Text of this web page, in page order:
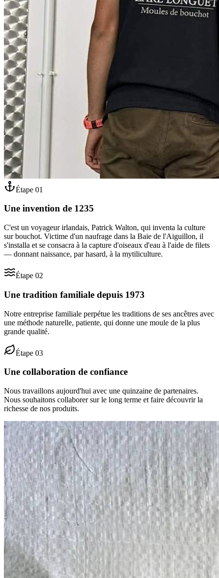
Étape 01
Une invention de 1235
C'est un voyageur irlandais, Patrick Walton, qui inventa la culture
sur bouchot. Victime d'un naufrage dans la Baie de l'Aiguillon, il
s'installa et se consacra à la capture d'oiseaux d'eau à l'aide de filets
— donnant naissance, par hasard, à la mytiliculture.
Étape 02
Une tradition familiale depuis 1973
Notre entreprise familiale perpétue les traditions de ses ancêtres avec
une méthode naturelle, patiente, qui donne une moule de la plus
grande qualité.
Étape 03
Une collaboration de confiance
Nous travaillons aujourd'hui avec une quinzaine de partenaires.
Nous souhaitons collaborer sur le long terme et faire découvrir la
richesse de nos produits.